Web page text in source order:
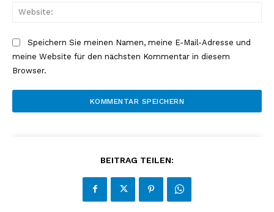
Speichern Sie meinen Namen, meine E-Mail-Adresse und
meine Website für den nächsten Kommentar in diesem
Browser.
BEITRAG TEILEN: